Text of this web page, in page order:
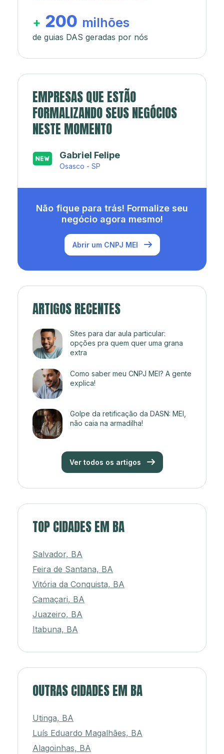
+ 200 milhões
de guias DAS geradas por nós
EMPRESAS QUE ESTÃO
FORMALIZANDO SEUS NEGÓCIOS
NESTE MOMENTO
Japa’s açaí e sorveteria
Rio de Janeiro - RJ
Não fique para trás! Formalize seu
negócio agora mesmo!
Abrir um CNPJ MEI
ARTIGOS RECENTES
Sites para dar aula particular:
opções pra quem quer uma grana
extra
Como saber meu CNPJ MEI? A gente
explica!
Golpe da retificação da DASN: MEI,
não caia na armadilha!
Ver todos os artigos
TOP CIDADES EM BA
Salvador, BA
Feira de Santana, BA
Vitória da Conquista, BA
Camaçari, BA
Juazeiro, BA
Itabuna, BA
OUTRAS CIDADES EM BA
Utinga, BA
Luís Eduardo Magalhães, BA
Alagoinhas, BA